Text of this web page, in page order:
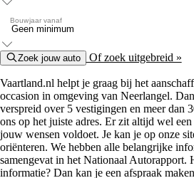
Bouwjaar vanaf
Zoek jouw auto Of zoek uitgebreid »
Vaartland.nl helpt je graag bij het
occasion in omgeving van Neerlangel.
verspreid over 5 vestigingen en meer dan
ons op het juiste adres. Er zit altijd wel
jouw wensen voldoet. Je kan je op onze
oriënteren. We hebben alle belangrijke
samengevat in het Nationaal Autorapport.
informatie? Dan kan je een afspraak